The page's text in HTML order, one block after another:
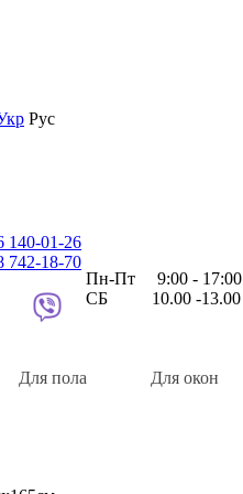
Рус
140-01-26
742-18-70
Пн-Пт 9:00 - 17:00
СБ 10.00 -13.00
Для пола Для окон